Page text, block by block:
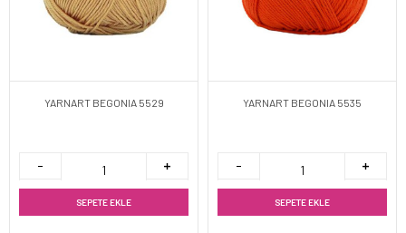
YARNART BEGONIA 5529
SEPETE EKLE
YARNART BEGONIA 5535
SEPETE EKLE